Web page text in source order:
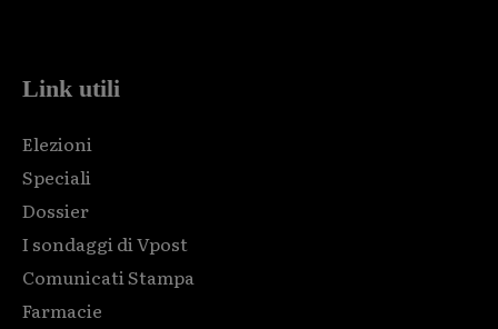
Link utili
Elezioni
Speciali
Dossier
I sondaggi di Vpost
Comunicati Stampa
Farmacie